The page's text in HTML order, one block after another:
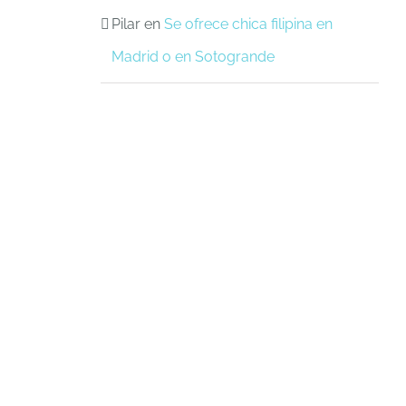
Pilaren Se ofrece chica filipina en
Madrid o en Sotogrande